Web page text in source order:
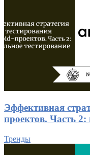
Эффективная
проектов. Часть 2:
Тренды